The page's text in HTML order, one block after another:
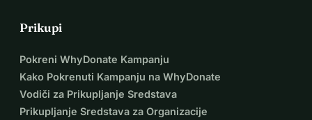
Prikupi
Pokreni WhyDonate Kampanju
Kako Pokrenuti Kampanju na WhyDonate
Vodiči za Prikupljanje Sredstava
Prikupljanje Sredstava za Organizacije